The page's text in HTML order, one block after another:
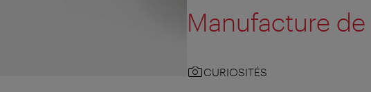
Manufacture
CURIOSITÉS